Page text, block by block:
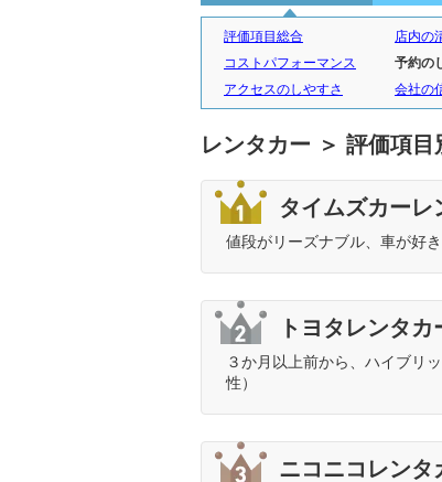
評価項目総合 店内の
コストパフォーマンス
予約の
アクセスのしやすさ
会社の
レンタカー ＞ 評価項
タイムズカーレ
値段がリーズナブル、車が好
トヨタレンタカ
３か月以上前から、ハイブリ
性）
ニコニコレンタ